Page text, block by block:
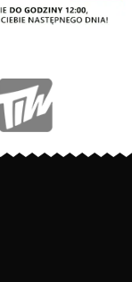
- podszyta miękkim
Windblock - idealna
dopasowuje się do
głowy - duża
żakardowa naszywka
- skład materiału:
merino / 20% wełna